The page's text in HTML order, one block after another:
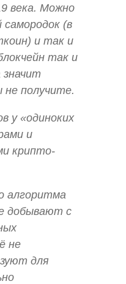
века. Можно
самородок (в
и так и
так и
не получите.
у «одиноких
и
крипто-
алгоритма
добывают с
не
для